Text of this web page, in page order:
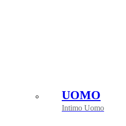
UOMO
Intimo Uomo